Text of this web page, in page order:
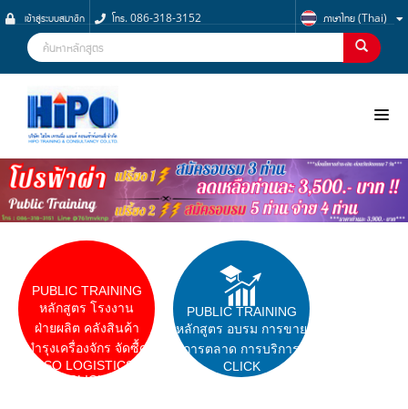
เข้าสู่ระบบสมาชิก โทร. 086-318-3152 ภาษาไทย (Thai)
NOO
PUBLIC TRAINING
หลักสูตร โรงงาน
ฝ่ายผลิต คลังสินค้า
บำรุงเครื่องจักร จัดซื้ด
ISO LOGISTICS
CLICK
PUBLIC TRAINING
หลักสูตร อบรม การขาย
การตลาด การบริการ
CLICK